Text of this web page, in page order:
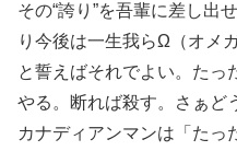
その“誇り”を吾輩に差し出
り今後は一生我らΩ（オメ
と誓えばそれでよい。たっ
やる。断れば殺す。さぁど
カナディアンマンは「たっ